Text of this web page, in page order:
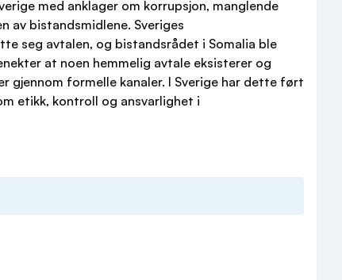
med anklager om korrupsjon, manglende
av bistandsmidlene. Sveriges
seg avtalen, og bistandsrådet i Somalia ble
at noen hemmelig avtale eksisterer og
gjennom formelle kanaler. I Sverige har dette ført
etikk, kontroll og ansvarlighet i